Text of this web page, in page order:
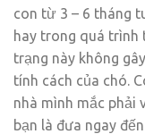
con từ 3 – 6 tháng
hay trong quá trình
trạng này không
tính cách của chó.
nhà mình mắc phải
bạn là đưa ngay